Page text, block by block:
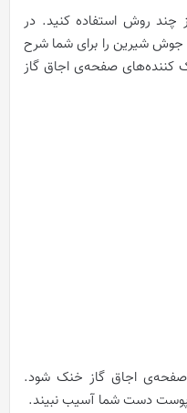
چند روش استفاده کنيد. در
و جوش شیرین را برای شما شرح
کننده‌های صفحه‌ی اجاق‌ گاز
صفحه‌ی اجاق‌ گاز خنک شود.
پوست دست شما آسیب نبیند.